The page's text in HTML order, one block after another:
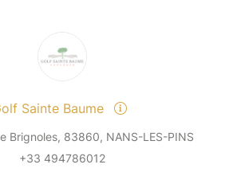
Sainte Baume
Brignoles, 83860, NANS-LES-PINS
+33 494786012